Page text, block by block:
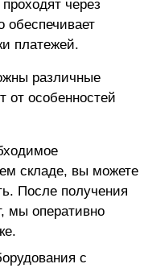
через
обеспечивает
платежей.
различные
от особенностей
складе, вы можете
После получения
мы оперативно
с